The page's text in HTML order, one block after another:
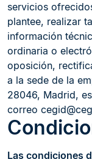
servicios
plantee, realizar
información
ordinaria o
oposición,
a la sede de la
28046, Madrid,
correo
Las condiciones